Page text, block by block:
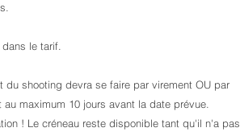
le tarif.
du shooting devra se faire par virement OU par
maximum 10 jours avant la date prévue.
! Le créneau reste disponible tant qu'il n'a pas